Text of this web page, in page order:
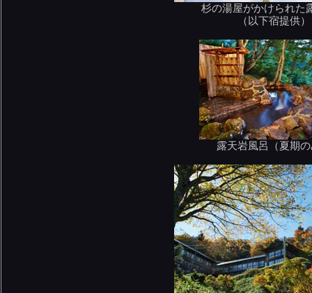
杉の湯屋がかけられた
（以下宿提供）
露天岩風呂（夏期